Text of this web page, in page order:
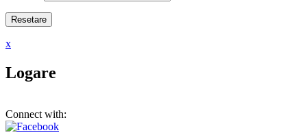
x
Logare
Connect with: